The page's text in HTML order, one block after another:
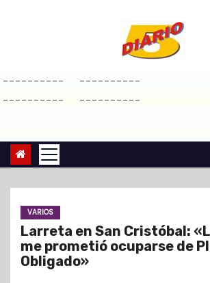
a
r
l
----------
----------
----------
----------
VARIOS
Larreta en San Cristóbal:
me prometió ocuparse de
Obligado»